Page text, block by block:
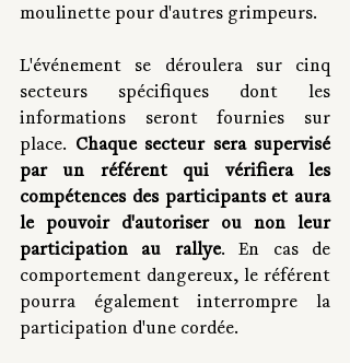
moulinette pour d'autres grimpeurs.
L'événement se déroulera sur cinq
secteurs spécifiques dont les
informations seront fournies sur
place. Chaque secteur sera supervisé
par un référent qui vérifiera les
compétences des participants et aura
le pouvoir d'autoriser ou non leur
participation au rallye. En cas de
comportement dangereux, le référent
pourra également interrompre la
participation d'une cordée.